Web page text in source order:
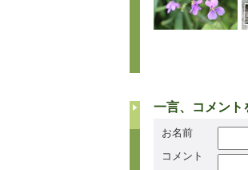
一言、コメント
お名前
コメント